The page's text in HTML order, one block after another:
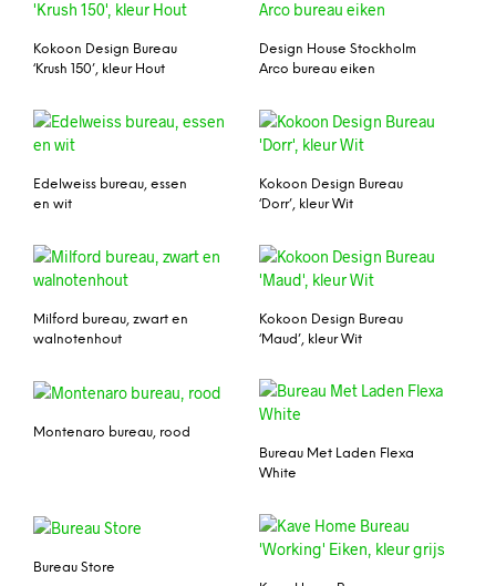
Kokoon Design Bureau
‘Krush 150’, kleur Hout
Design House Stockholm
Arco bureau eiken
Edelweiss bureau, essen
en wit
Kokoon Design Bureau
‘Dorr’, kleur Wit
Milford bureau, zwart en
walnotenhout
Kokoon Design Bureau
‘Maud’, kleur Wit
Montenaro bureau, rood
Bureau Met Laden Flexa
White
Bureau Store